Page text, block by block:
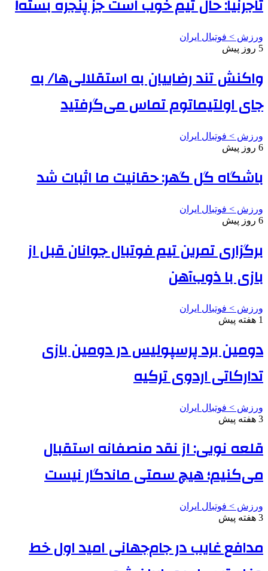
تاجرنیا: حال تیم خوب است جز پنجره بسته!
ورزش > فوتبال ایران
5 روز پیش
واکنش تند رضاییان به استقلالی‌ها/ به
جای اولتیماتوم تماس می‌گرفتید
ورزش > فوتبال ایران
6 روز پیش
باشگاه گل گهر: حقانیت ما اثبات شد
ورزش > فوتبال ایران
6 روز پیش
برگزاری تمرین تیم فوتبال جوانان قبل از
بازی با ذوب‌آهن
ورزش > فوتبال ایران
1 هفته پیش
دومین برد پرسپولیس در دومین بازی
تدارکاتی اردوی ترکیه
ورزش > فوتبال ایران
3 هفته پیش
قلعه نویی: از نقد منصفانه استقبال
می‌کنیم؛ هیچ سمتی ماندگار نیست
ورزش > فوتبال ایران
3 هفته پیش
مدافع غایب در جام‌جهانی امید اول خط